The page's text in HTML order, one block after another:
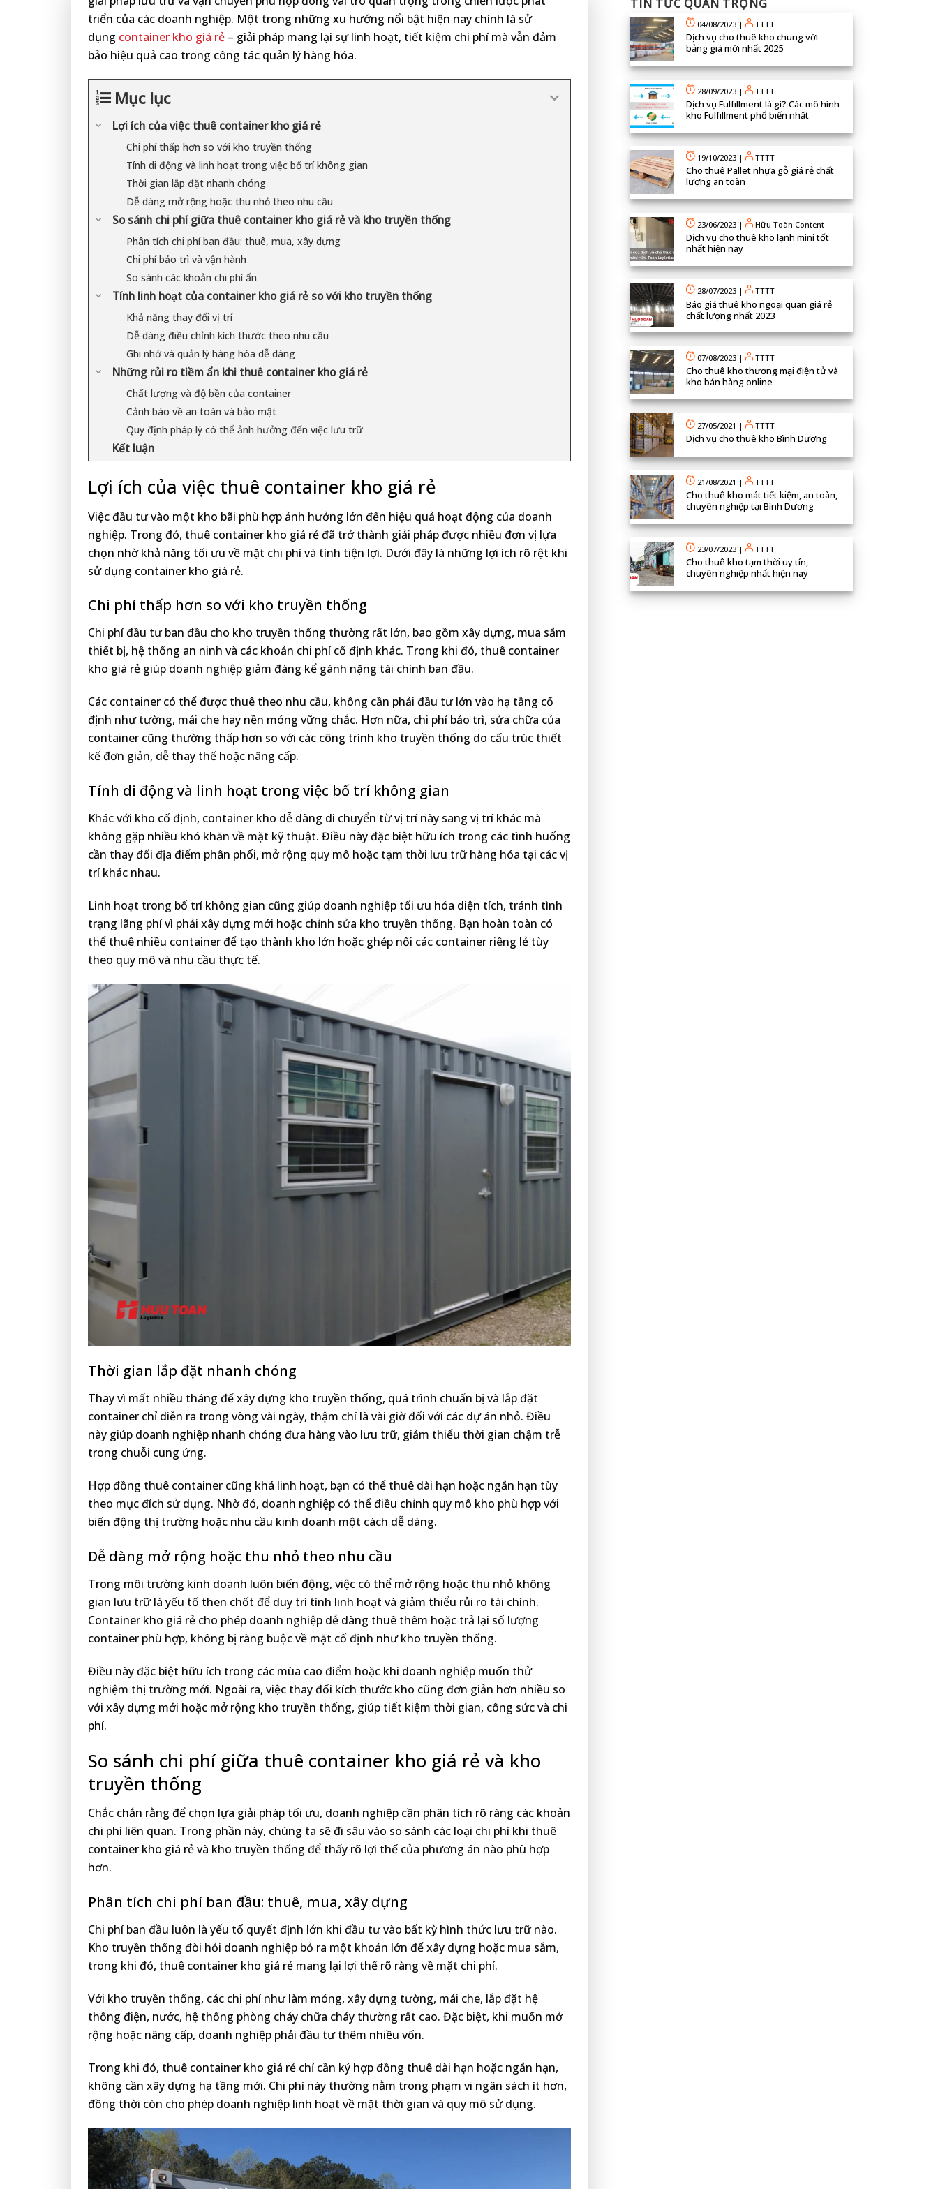
triển của các doanh nghiệp. Một trong những xu hướng nổi bật hiện nay chính là sử
dụng container kho giá rẻ – giải pháp mang lại sự linh hoạt, tiết kiệm chi phí mà vẫn đảm
bảo hiệu quả cao trong công tác quản lý hàng hóa.
Mục lục
Lợi ích của việc thuê container kho giá rẻ
Chi phí thấp hơn so với kho truyền thống
Tính di động và linh hoạt trong việc bố trí không gian
Thời gian lắp đặt nhanh chóng
Dễ dàng mở rộng hoặc thu nhỏ theo nhu cầu
So sánh chi phí giữa thuê container kho giá rẻ và kho truyền thống
Phân tích chi phí ban đầu: thuê, mua, xây dựng
Chi phí bảo trì và vận hành
So sánh các khoản chi phí ẩn
Tính linh hoạt của container kho giá rẻ so với kho truyền thống
Khả năng thay đổi vị trí
Dễ dàng điều chỉnh kích thước theo nhu cầu
Ghi nhớ và quản lý hàng hóa dễ dàng
Những rủi ro tiềm ẩn khi thuê container kho giá rẻ
Chất lượng và độ bền của container
Cảnh báo về an toàn và bảo mật
Quy định pháp lý có thể ảnh hưởng đến việc lưu trữ
Kết luận
Lợi ích của việc thuê container kho giá rẻ
Việc đầu tư vào một kho bãi phù hợp ảnh hưởng lớn đến hiệu quả hoạt động của doanh
nghiệp. Trong đó, thuê container kho giá rẻ đã trở thành giải pháp được nhiều đơn vị lựa
chọn nhờ khả năng tối ưu về mặt chi phí và tính tiện lợi. Dưới đây là những lợi ích rõ rệt khi
sử dụng container kho giá rẻ.
Chi phí thấp hơn so với kho truyền thống
Chi phí đầu tư ban đầu cho kho truyền thống thường rất lớn, bao gồm xây dựng, mua sắm
thiết bị, hệ thống an ninh và các khoản chi phí cố định khác. Trong khi đó, thuê container
kho giá rẻ giúp doanh nghiệp giảm đáng kể gánh nặng tài chính ban đầu.
Các container có thể được thuê theo nhu cầu, không cần phải đầu tư lớn vào hạ tầng cố
định như tường, mái che hay nền móng vững chắc. Hơn nữa, chi phí bảo trì, sửa chữa của
container cũng thường thấp hơn so với các công trình kho truyền thống do cấu trúc thiết
kế đơn giản, dễ thay thế hoặc nâng cấp.
Tính di động và linh hoạt trong việc bố trí không gian
Khác với kho cố định, container kho dễ dàng di chuyển từ vị trí này sang vị trí khác mà
không gặp nhiều khó khăn về mặt kỹ thuật. Điều này đặc biệt hữu ích trong các tình huống
cần thay đổi địa điểm phân phối, mở rộng quy mô hoặc tạm thời lưu trữ hàng hóa tại các vị
trí khác nhau.
Linh hoạt trong bố trí không gian cũng giúp doanh nghiệp tối ưu hóa diện tích, tránh tình
trạng lãng phí vì phải xây dựng mới hoặc chỉnh sửa kho truyền thống. Bạn hoàn toàn có
thể thuê nhiều container để tạo thành kho lớn hoặc ghép nối các container riêng lẻ tùy
theo quy mô và nhu cầu thực tế.
Thời gian lắp đặt nhanh chóng
Thay vì mất nhiều tháng để xây dựng kho truyền thống, quá trình chuẩn bị và lắp đặt
container chỉ diễn ra trong vòng vài ngày, thậm chí là vài giờ đối với các dự án nhỏ. Điều
này giúp doanh nghiệp nhanh chóng đưa hàng vào lưu trữ, giảm thiểu thời gian chậm trễ
trong chuỗi cung ứng.
Hợp đồng thuê container cũng khá linh hoạt, bạn có thể thuê dài hạn hoặc ngắn hạn tùy
theo mục đích sử dụng. Nhờ đó, doanh nghiệp có thể điều chỉnh quy mô kho phù hợp với
biến động thị trường hoặc nhu cầu kinh doanh một cách dễ dàng.
Dễ dàng mở rộng hoặc thu nhỏ theo nhu cầu
Trong môi trường kinh doanh luôn biến động, việc có thể mở rộng hoặc thu nhỏ không
gian lưu trữ là yếu tố then chốt để duy trì tính linh hoạt và giảm thiểu rủi ro tài chính.
Container kho giá rẻ cho phép doanh nghiệp dễ dàng thuê thêm hoặc trả lại số lượng
container phù hợp, không bị ràng buộc về mặt cố định như kho truyền thống.
Điều này đặc biệt hữu ích trong các mùa cao điểm hoặc khi doanh nghiệp muốn thử
nghiệm thị trường mới. Ngoài ra, việc thay đổi kích thước kho cũng đơn giản hơn nhiều so
với xây dựng mới hoặc mở rộng kho truyền thống, giúp tiết kiệm thời gian, công sức và chi
phí.
So sánh chi phí giữa thuê container kho giá rẻ và kho
truyền thống
Chắc chắn rằng để chọn lựa giải pháp tối ưu, doanh nghiệp cần phân tích rõ ràng các khoản
chi phí liên quan. Trong phần này, chúng ta sẽ đi sâu vào so sánh các loại chi phí khi thuê
container kho giá rẻ và kho truyền thống để thấy rõ lợi thế của phương án nào phù hợp
hơn.
Phân tích chi phí ban đầu: thuê, mua, xây dựng
Chi phí ban đầu luôn là yếu tố quyết định lớn khi đầu tư vào bất kỳ hình thức lưu trữ nào.
Kho truyền thống đòi hỏi doanh nghiệp bỏ ra một khoản lớn để xây dựng hoặc mua sắm,
trong khi đó, thuê container kho giá rẻ mang lại lợi thế rõ ràng về mặt chi phí.
Với kho truyền thống, các chi phí như làm móng, xây dựng tường, mái che, lắp đặt hệ
thống điện, nước, hệ thống phòng cháy chữa cháy thường rất cao. Đặc biệt, khi muốn mở
rộng hoặc nâng cấp, doanh nghiệp phải đầu tư thêm nhiều vốn.
Trong khi đó, thuê container kho giá rẻ chỉ cần ký hợp đồng thuê dài hạn hoặc ngắn hạn,
không cần xây dựng hạ tầng mới. Chi phí này thường nằm trong phạm vi ngân sách ít hơn,
đồng thời còn cho phép doanh nghiệp linh hoạt về mặt thời gian và quy mô sử dụng.
TIN TỨC QUAN TRỌNG
04/08/2023 | TTTT
Dịch vụ cho thuê kho chung với
bảng giá mới nhất 2025
28/09/2023 | TTTT
Dịch vụ Fulfillment là gì? Các mô hình
kho Fulfillment phổ biến nhất
19/10/2023 | TTTT
Cho thuê Pallet nhựa gỗ giá rẻ chất
lượng an toàn
23/06/2023 | Hữu Toàn Content
Dịch vụ cho thuê kho lạnh mini tốt
nhất hiện nay
28/07/2023 | TTTT
Báo giá thuê kho ngoại quan giá rẻ
chất lượng nhất 2023
07/08/2023 | TTTT
Cho thuê kho thương mại điện tử và
kho bán hàng online
27/05/2021 | TTTT
Dịch vụ cho thuê kho Bình Dương
21/08/2021 | TTTT
Cho thuê kho mát tiết kiệm, an toàn,
chuyên nghiệp tại Bình Dương
23/07/2023 | TTTT
Cho thuê kho tạm thời uy tín,
chuyên nghiệp nhất hiện nay